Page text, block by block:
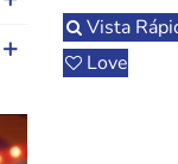
Vista
Love